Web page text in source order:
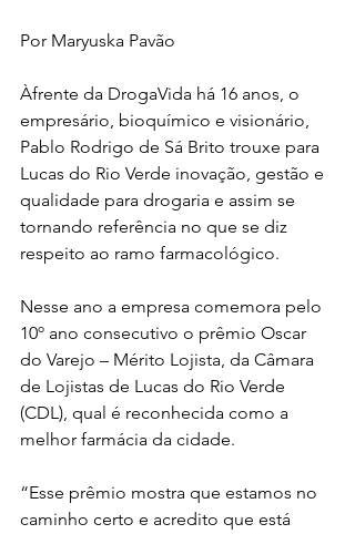
Por Maryuska Pavão
Àfrente da DrogaVida há 16 anos, o
empresário, bioquímico e visionário,
Pablo Rodrigo de Sá Brito trouxe para
Lucas do Rio Verde inovação, gestão e
qualidade para drogaria e assim se
tornando referência no que se diz
respeito ao ramo farmacológico.
Nesse ano a empresa comemora pelo
10º ano consecutivo o prêmio Oscar
do Varejo – Mérito Lojista, da Câmara
de Lojistas de Lucas do Rio Verde
(CDL), qual é reconhecida como a
melhor farmácia da cidade.
“Esse prêmio mostra que estamos no
caminho certo e acredito que está